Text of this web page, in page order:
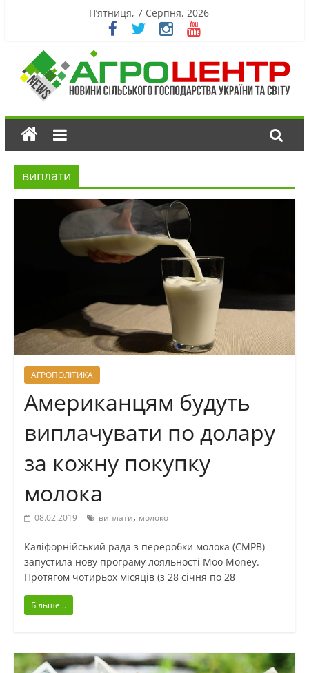
П’ятниця, 7 Серпня, 2026
виплати
АГРОПОЛІТИКА
Американцям будуть
виплачувати по долару
за кожну покупку
молока
08.02.2019 виплати, молоко
Каліфорнійський рада з переробки молока (CMPB)
запустила нову програму лояльності Moo Money.
Протягом чотирьох місяців (з 28 січня по 28
Більше...